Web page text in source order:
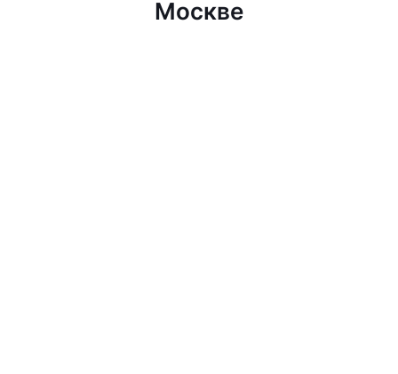
Москве